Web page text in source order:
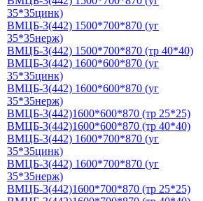
35*35цинк)
ВМЦБ-3(442) 1500*700*870 (уг
35*35нерж)
ВМЦБ-3(442) 1500*700*870 (тр 40*40)
ВМЦБ-3(442) 1600*600*870 (уг
35*35цинк)
ВМЦБ-3(442) 1600*600*870 (уг
35*35нерж)
ВМЦБ-3(442)1600*600*870 (тр 25*25)
ВМЦБ-3(442)1600*600*870 (тр 40*40)
ВМЦБ-3(442) 1600*700*870 (уг
35*35цинк)
ВМЦБ-3(442) 1600*700*870 (уг
35*35нерж)
ВМЦБ-3(442)1600*700*870 (тр 25*25)